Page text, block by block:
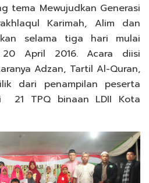
tema Mewujudkan Generasi
Karimah, Alim dan
selama tiga hari mulai
April 2016. Acara diisi
Adzan, Tartil Al-Quran,
dari penampilan peserta
21 TPQ binaan LDII Kota